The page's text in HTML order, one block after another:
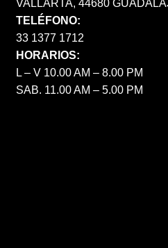
VALLARTA, 44680
TELÉFONO:
33 1377 1712
HORARIOS:
L – V 10.00 AM – 8.00 PM
SAB. 11.00 AM – 5.00 PM